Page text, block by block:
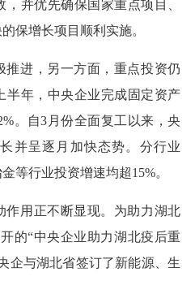
并优先确保国家重点项目、
保增长项目顺利实施。
推进，另一方面，重点投资仍
半年，中央企业完成固定资产
。自3月份全面复工以来，央
并呈逐月加快态势。分行业
等行业投资增速均超15%。
作用正不断显现。为助力湖北
的“中央企业助力湖北疫后重
企与湖北省签订了新能源、生